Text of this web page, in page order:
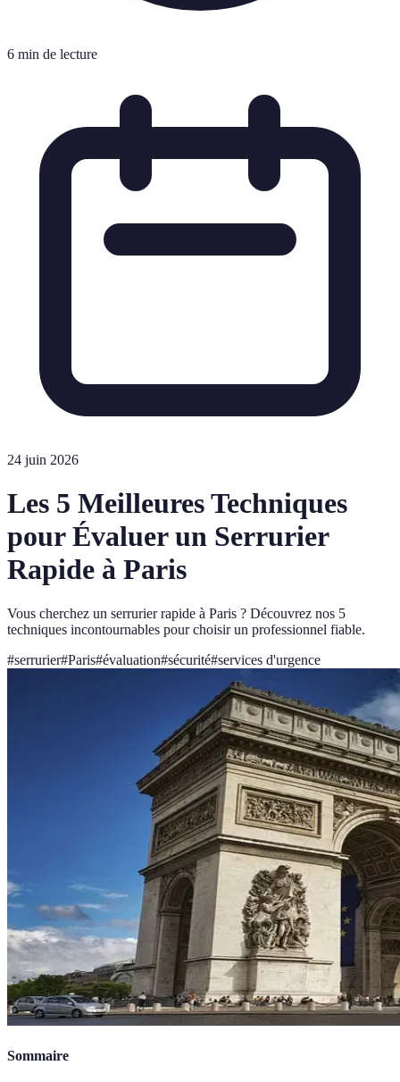
6 min de lecture
24 juin 2026
Les 5 Meilleures Techniques
pour Évaluer un Serrurier
Rapide à Paris
Vous cherchez un serrurier rapide à Paris ? Découvrez nos 5
techniques incontournables pour choisir un professionnel fiable.
#serrurier#Paris#évaluation#sécurité#services d'urgence
Sommaire